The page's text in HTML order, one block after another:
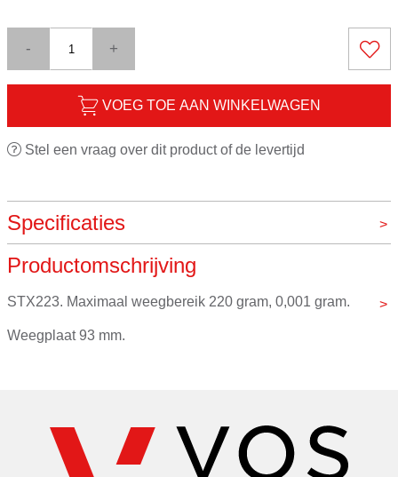
- +
VOEG TOE AAN WINKELWAGEN
Stel een vraag over dit product of de levertijd
Specificaties
Digitaal
Maximaal gewicht
Productomschrijving
STX223. Maximaal weegbereik 220 gram, 0,001 gram.
Weegplaat 93 mm.